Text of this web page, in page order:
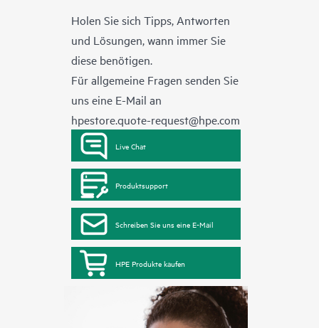
Holen Sie sich Tipps, Antworten
und Lösungen, wann immer Sie
diese benötigen.
Für allgemeine Fragen senden Sie
uns eine E-Mail an
hpestore.quote-request@hpe.com
Live Chat
Produktsupport
Schreiben Sie uns eine E-Mail
HPE Produkte kaufen